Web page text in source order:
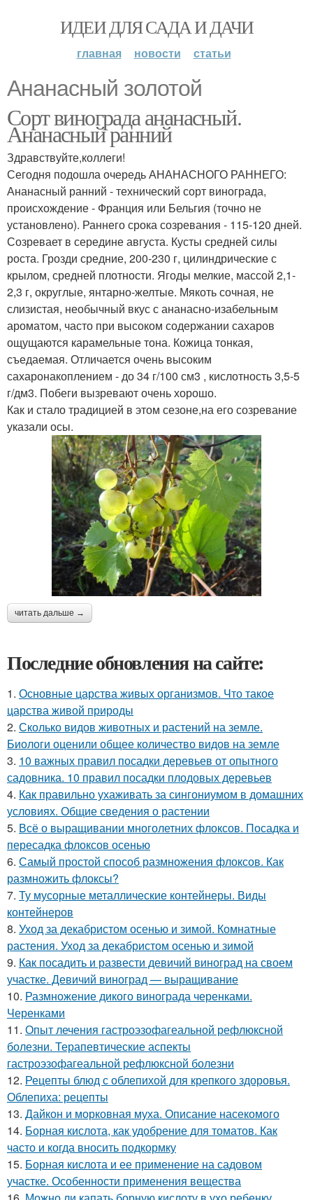
ИДЕИ ДЛЯ САДА И ДАЧИ
главная новости статьи
Ананасный золотой
Сорт винограда ананасный.
Ананасный ранний
Здравствуйте,коллеги!
Сегодня подошла очередь АНАНАСНОГО РАННЕГО:
Ананасный ранний - технический сорт винограда,
происхождение - Франция или Бельгия (точно не
установлено). Раннего срока созревания - 115-120 дней.
Созревает в середине августа. Кусты средней силы
роста. Грозди средние, 200-230 г, цилиндрические с
крылом, средней плотности. Ягоды мелкие, массой 2,1-
2,3 г, округлые, янтарно-желтые. Мякоть сочная, не
слизистая, необычный вкус с ананасно-изабельным
ароматом, часто при высоком содержании сахаров
ощущаются карамельные тона. Кожица тонкая,
съедаемая. Отличается очень высоким
сахаронакоплением - до 34 г/100 см3 , кислотность 3,5-5
г/дм3. Побеги вызревают очень хорошо.
Как и стало традицией в этом сезоне,на его созревание
указали осы.
читать дальше →
Последние обновления на сайте:
1. Основные царства живых организмов. Что такое
царства живой природы
2. Сколько видов животных и растений на земле.
Биологи оценили общее количество видов на земле
3. 10 важных правил посадки деревьев от опытного
садовника. 10 правил посадки плодовых деревьев
4. Как правильно ухаживать за сингониумом в домашних
условиях. Общие сведения о растении
5. Всё о выращивании многолетних флоксов. Посадка и
пересадка флоксов осенью
6. Самый простой способ размножения флоксов. Как
размножить флоксы?
7. Ту мусорные металлические контейнеры. Виды
контейнеров
8. Уход за декабристом осенью и зимой. Комнатные
растения. Уход за декабристом осенью и зимой
9. Как посадить и развести девичий виноград на своем
участке. Девичий виноград — выращивание
10. Размножение дикого винограда черенками.
Черенками
11. Опыт лечения гастроэзофагеальной рефлюксной
болезни. Терапевтические аспекты
гастроэзофагеальной рефлюксной болезни
12. Рецепты блюд с облепихой для крепкого здоровья.
Облепиха: рецепты
13. Дайкон и морковная муха. Описание насекомого
14. Борная кислота, как удобрение для томатов. Как
часто и когда вносить подкормку
15. Борная кислота и ее применение на садовом
участке. Особенности применения вещества